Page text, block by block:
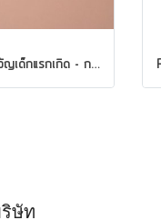
PlanToys ชุดของขวัญเด็กแรกเกิด - กระตุ้นการเคลื่อนไหว Baby Gift Set - Stimulability gross motor set
ษัท